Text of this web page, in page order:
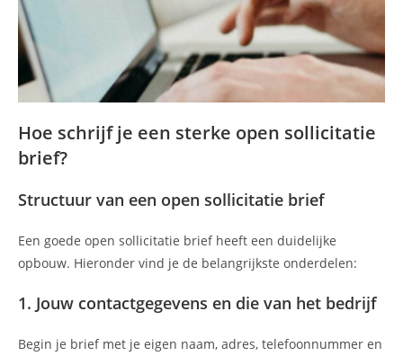
Hoe schrijf je een sterke open sollicitatie
brief?
Structuur van een open sollicitatie brief
Een goede open sollicitatie brief heeft een duidelijke
opbouw. Hieronder vind je de belangrijkste onderdelen:
1. Jouw contactgegevens en die van het bedrijf
Begin je brief met je eigen naam, adres, telefoonnummer en